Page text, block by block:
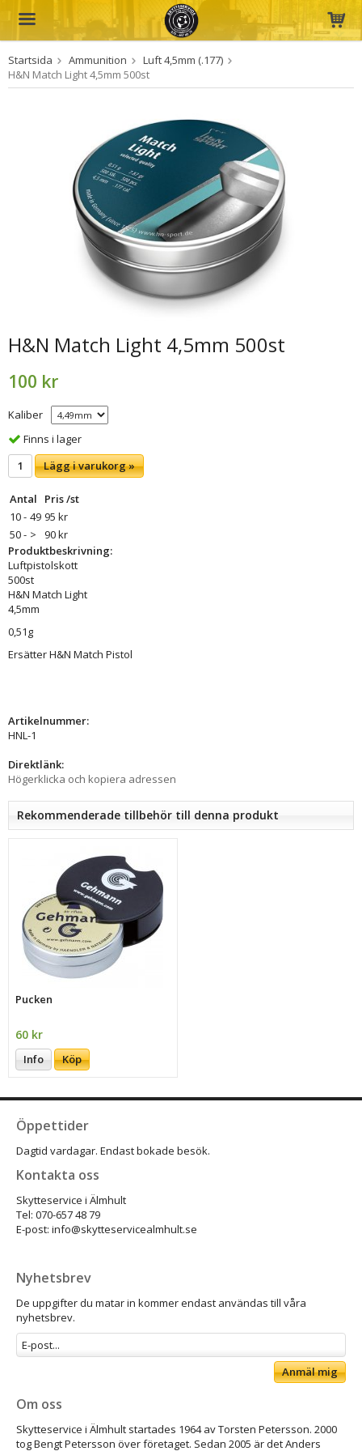
Produkten har blivit tillagd i varukorgen
Startsida Ammunition
Luft 4,5mm (.177)
H&N Match Light 4,5mm 500st
H&N Match Light 4,5mm 500st
100 kr
Kaliber
Finns i lager
Lägg i varukorg »
Antal
Pris /st
10 - 49 95 kr
50 - >
90 kr
Produktbeskrivning:
Luftpistolskott
500st
H&N Match Light
4,5mm
0,51g
Ersätter H&N Match Pistol
Artikelnummer:
HNL-1
Direktlänk:
Högerklicka och kopiera adressen
Rekommenderade tillbehör till denna produkt
Pucken
60 kr
Info Köp
Öppettider
Dagtid vardagar. Endast bokade besök.
Kontakta oss
Skytteservice i Älmhult
Tel: 070-657 48 79
E-post: info@skytteservicealmhult.se
Nyhetsbrev
De uppgifter du matar in kommer endast användas till våra
nyhetsbrev.
Anmäl mig
Om oss
Skytteservice i Älmhult startades 1964 av Torsten Petersson. 2000
tog Bengt Petersson över företaget. Sedan 2005 är det Anders